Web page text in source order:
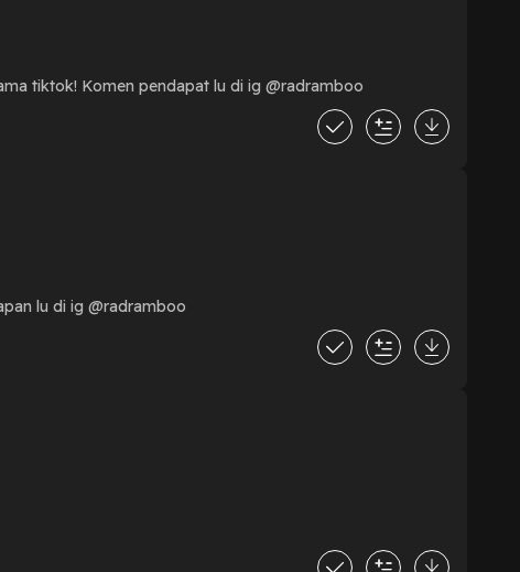
tiktok! Komen pendapat lu di ig @radramboo
lu di ig @radramboo